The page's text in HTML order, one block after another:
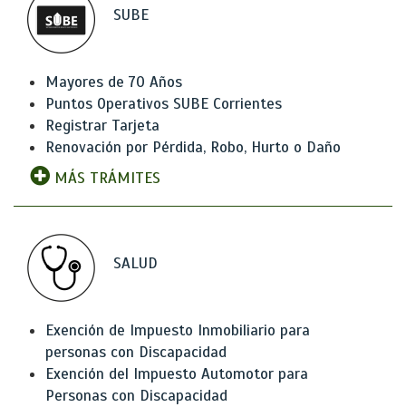
SUBE
Mayores de 70 Años
Puntos Operativos SUBE Corrientes
Registrar Tarjeta
Renovación por Pérdida, Robo, Hurto o Daño
MÁS TRÁMITES
SALUD
Exención de Impuesto Inmobiliario para
personas con Discapacidad
Exención del Impuesto Automotor para
Personas con Discapacidad